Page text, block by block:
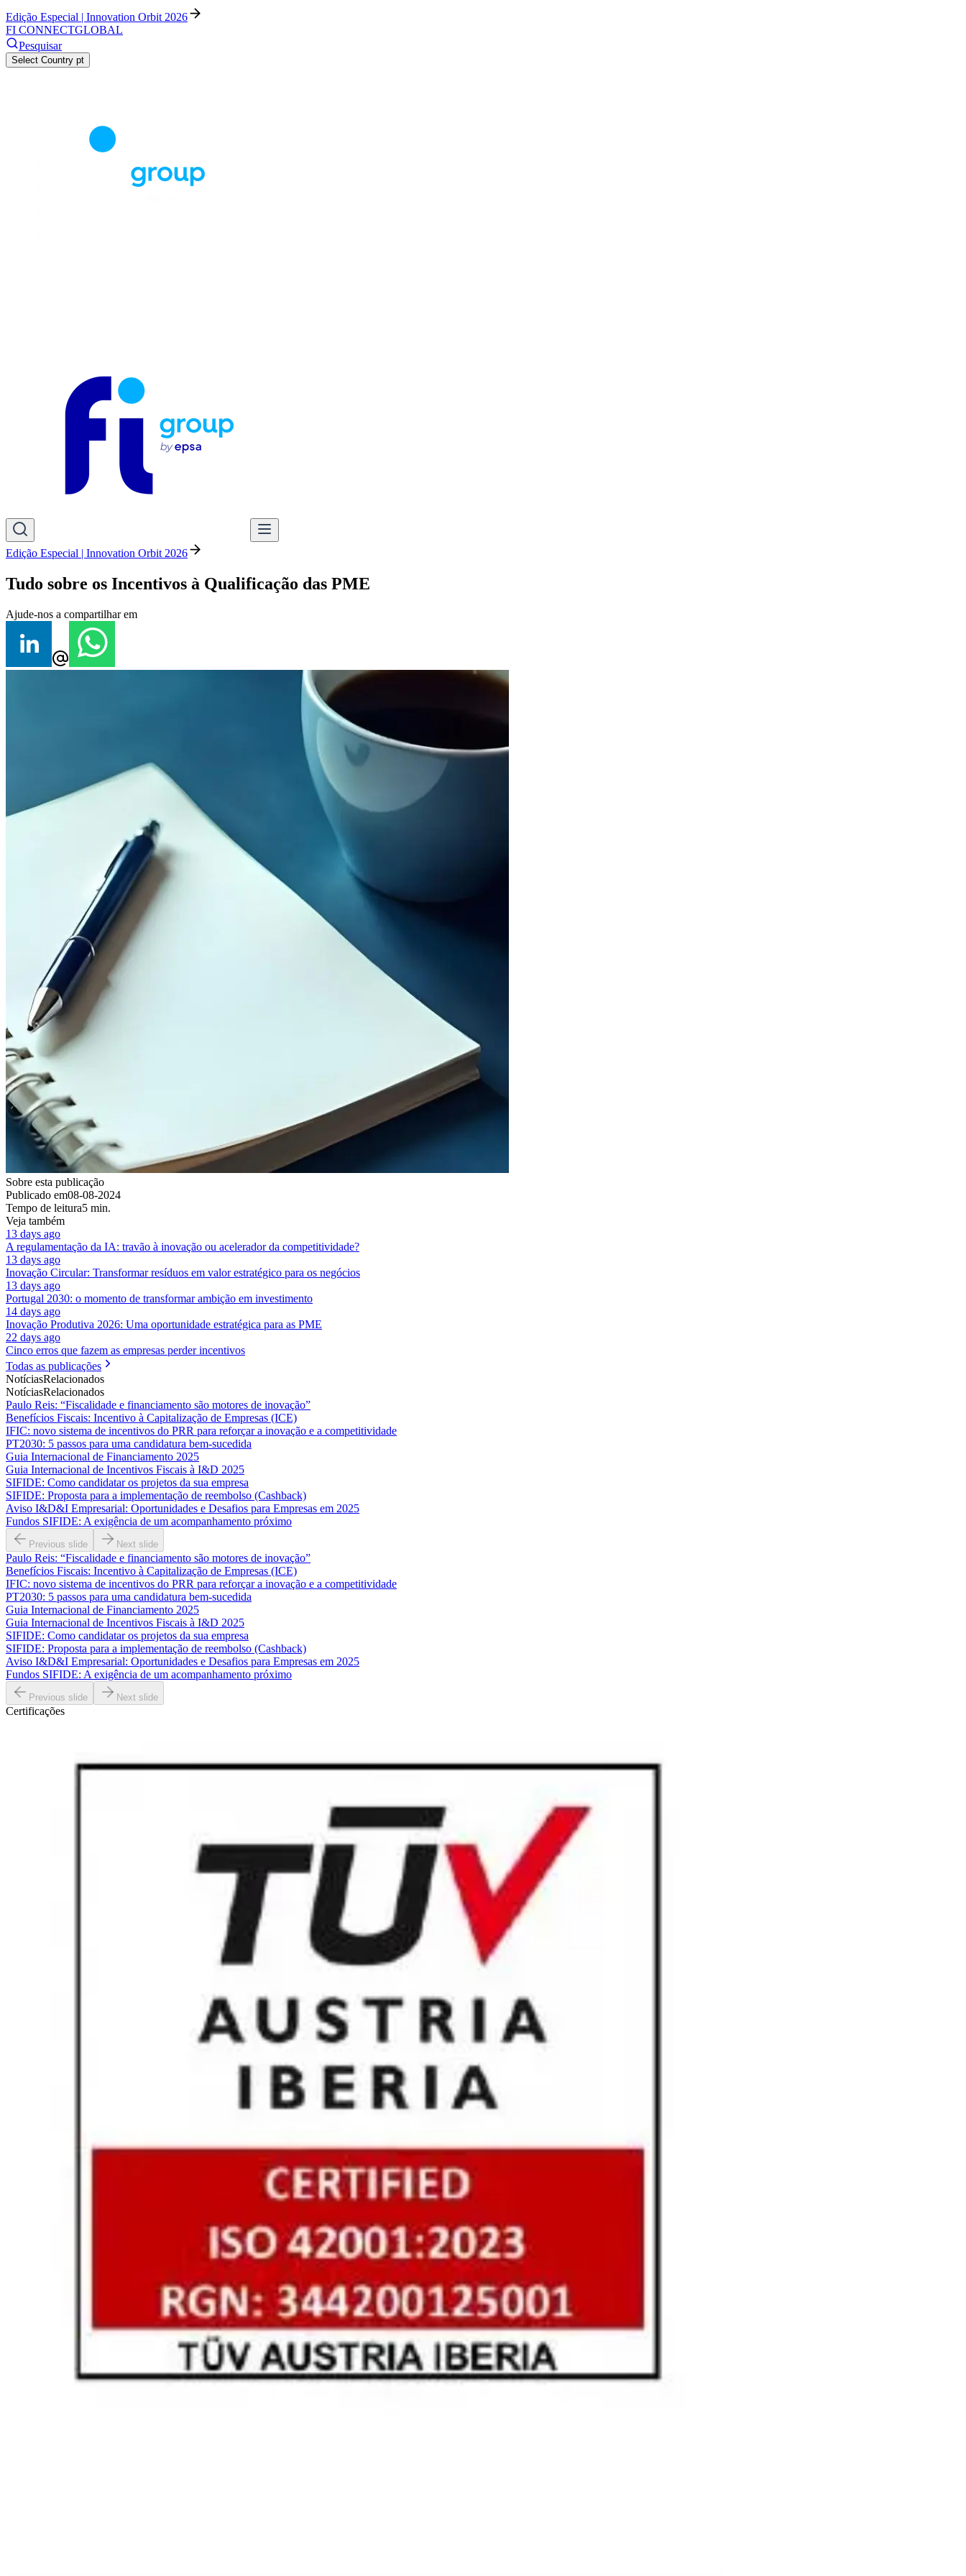
Edição Especial | Innovation Orbit 2026
FI CONNECTGLOBAL
Pesquisar
Select Country pt
Edição Especial | Innovation Orbit 2026
Tudo sobre os Incentivos à Qualificação das PME
Ajude-nos a compartilhar em
Sobre esta publicação
Publicado em08-08-2024
Tempo de leitura5 min.
Veja também
13 days ago
A regulamentação da IA: travão à inovação ou acelerador da competitividade?
13 days ago
Inovação Circular: Transformar resíduos em valor estratégico para os negócios
13 days ago
Portugal 2030: o momento de transformar ambição em investimento
14 days ago
Inovação Produtiva 2026: Uma oportunidade estratégica para as PME
22 days ago
Cinco erros que fazem as empresas perder incentivos
Todas as publicações
NotíciasRelacionados
NotíciasRelacionados
Paulo Reis: “Fiscalidade e financiamento são motores de inovação”
Benefícios Fiscais: Incentivo à Capitalização de Empresas (ICE)
IFIC: novo sistema de incentivos do PRR para reforçar a inovação e a competitividade
PT2030: 5 passos para uma candidatura bem-sucedida
Guia Internacional de Financiamento 2025
Guia Internacional de Incentivos Fiscais à I&D 2025
SIFIDE: Como candidatar os projetos da sua empresa
SIFIDE: Proposta para a implementação de reembolso (Cashback)
Aviso I&D&I Empresarial: Oportunidades e Desafios para Empresas em 2025
Fundos SIFIDE: A exigência de um acompanhamento próximo
Previous slide Next slide
Paulo Reis: “Fiscalidade e financiamento são motores de inovação”
Benefícios Fiscais: Incentivo à Capitalização de Empresas (ICE)
IFIC: novo sistema de incentivos do PRR para reforçar a inovação e a competitividade
PT2030: 5 passos para uma candidatura bem-sucedida
Guia Internacional de Financiamento 2025
Guia Internacional de Incentivos Fiscais à I&D 2025
SIFIDE: Como candidatar os projetos da sua empresa
SIFIDE: Proposta para a implementação de reembolso (Cashback)
Aviso I&D&I Empresarial: Oportunidades e Desafios para Empresas em 2025
Fundos SIFIDE: A exigência de um acompanhamento próximo
Previous slide Next slide
Certificações